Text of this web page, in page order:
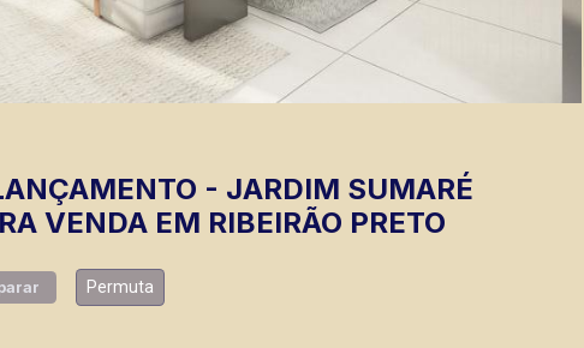
- JARDIM SUMARÉ
VENDA EM RIBEIRÃO PRETO
Permuta